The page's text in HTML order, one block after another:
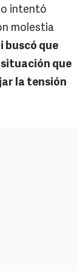
intentó
molestia
buscó que
situación que
la tensión